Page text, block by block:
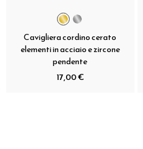
Cavigliera cordino cerato
elementi in acciaio e zircone
pendente
17,00 €